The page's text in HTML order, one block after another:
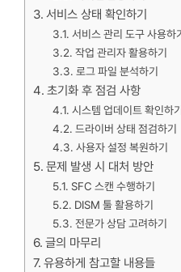
서비스 상태 확인하기
서비스 관리 도구 사용하기
작업 관리자 활용하기
로그 파일 분석하기
초기화 후 점검 사항
시스템 업데이트 확인하기
드라이버 상태 점검하기
사용자 설정 복원하기
문제 발생 시 대처 방안
SFC 스캔 수행하기
DISM 툴 활용하기
전문가 상담 고려하기
글의 마무리
유용하게 참고할 내용들